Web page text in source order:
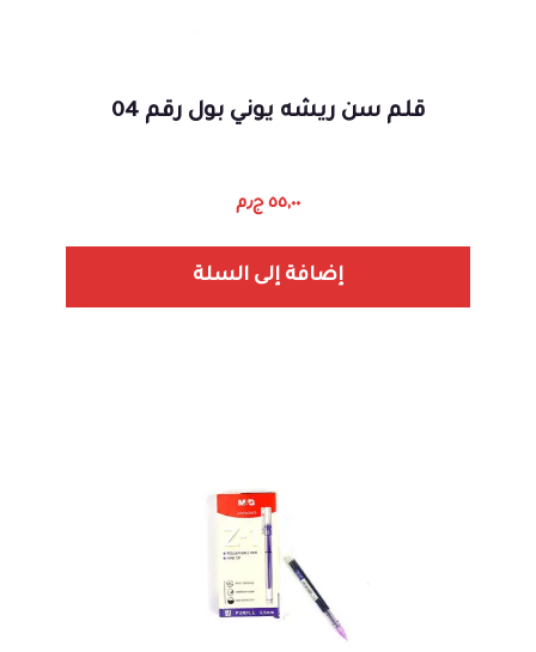
قلم سن ريشه يوني بول رقم 04
٥٥,٠٠ ج٫م
إضافة إلى السلة